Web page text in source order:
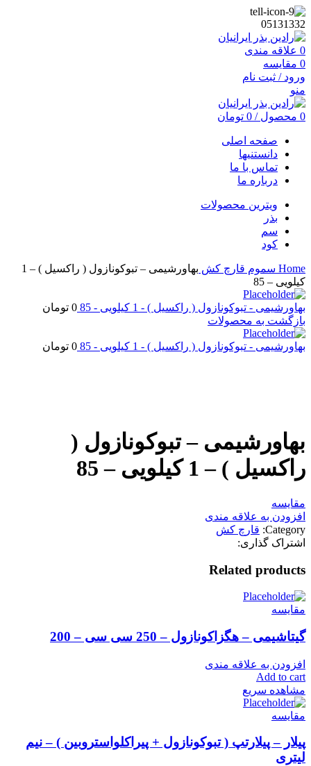
05131332
0 علاقه مندی
0 مقایسه
ورود / ثبت نام
منو
0 محصول /
0 تومان
صفحه اصلی
دانستنیها
تماس با ما
درباره ما
ویترین محصولات
بذر
سم
کود
Home سموم قارچ کش
بهاورشیمی – تبوکونازول ( راکسیل ) – 1
کیلویی – 85
بهاورشیمی - تبوکونازول ( راکسیل ) - 1 کیلویی - 85 0 تومان
بازگشت به محصولات
بهاورشیمی - تبوکونازول ( راکسیل ) - 1 کیلویی - 85 0 تومان
بهاورشیمی – تبوکونازول (
راکسیل ) – 1 کیلویی – 85
مقایسه
افزودن به علاقه مندی
Category: قارچ کش
اشتراک گذاری:
Related products
مقایسه
گیتاشیمی – هگزاکونازول – 250 سی سی – 200
افزودن به علاقه مندی
Add to cart
مشاهده سریع
مقایسه
پیلار – پیلارتپ ( تبوکونازول + پیراکلواستروبین ) – نیم
لیتری